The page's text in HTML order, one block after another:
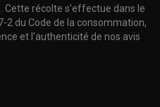
PIAGGIO
SUZUKI
VESPA
YAMAHA
Cette récolte s'effectue dans le
2 du Code de la consommation,
et l'authenticité de nos avis